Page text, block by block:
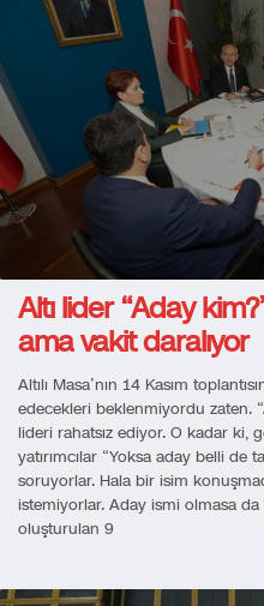
Altı lider “Aday
ama vakit daralıyor
Altılı Masa’nın 14 Kasım
edecekleri beklenmiyordu zaten.
lideri rahatsız ediyor. O kadar ki,
yatırımcılar “Yoksa aday belli de
soruyorlar. Hala bir isim
istemiyorlar. Aday ismi olmasa
oluşturulan 9